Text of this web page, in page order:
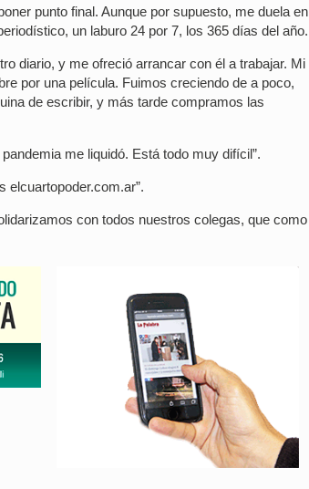
punto final. Aunque por supuesto, me duela en
un laburo 24 por 7, los 365 días del año.
diario, y me ofreció arrancar con él a trabajar. Mi
por una película. Fuimos creciendo de a poco,
de escribir, y más tarde compramos las
me liquidó. Está todo muy difícil”.
elcuartopoder.com.ar”.
con todos nuestros colegas, que como